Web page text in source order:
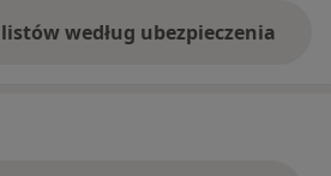
według ubezpieczenia